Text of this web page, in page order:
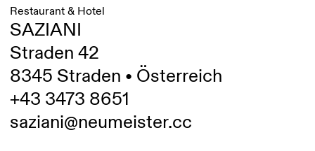
Restaurant & Hotel
SAZIANI
Straden 42
8345 Straden • Österreich
+43 3473 8651
saziani@neumeister.cc